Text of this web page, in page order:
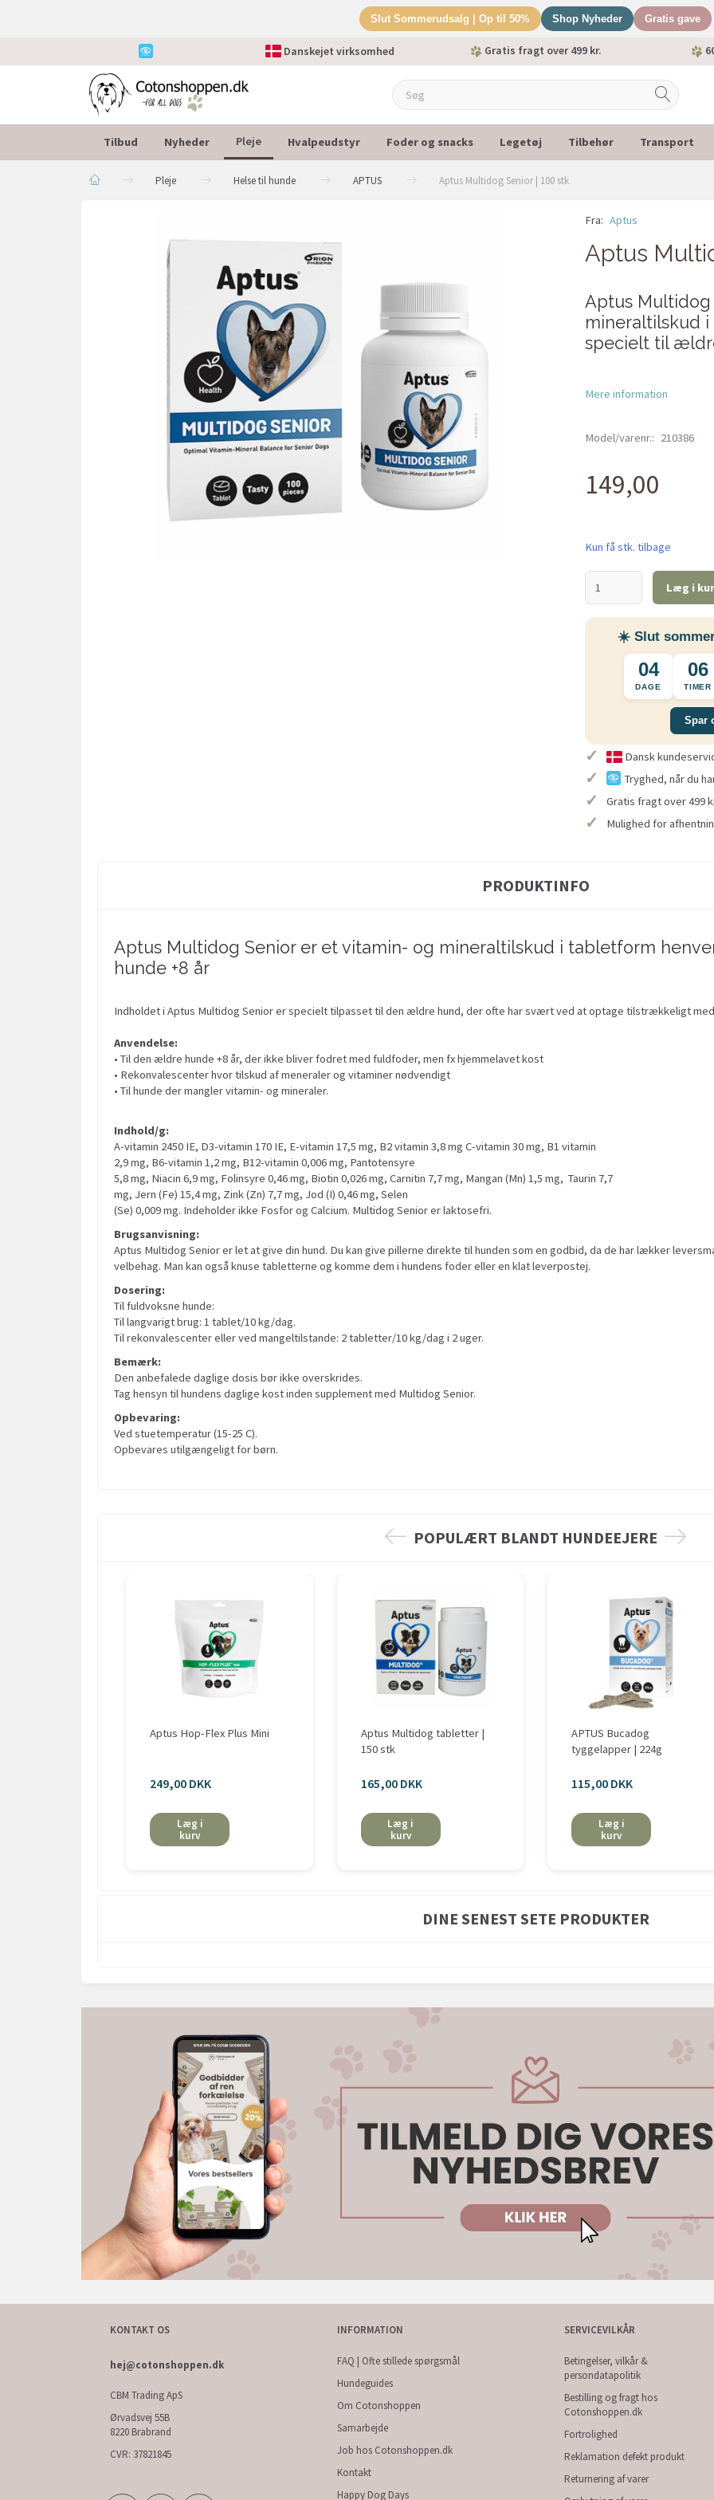
Slut Sommerudsalg | Op til 50% Shop Nyheder Gratis gave
Danskejet virksomhed Gratis fragt over 499 kr.
Tilbud Nyheder Pleje Hvalpeudstyr Foder og snacks Legetøj Tilbehør Transport
Pleje Helse til hunde APTUS Aptus Multidog Senior | 100 stk
Fra: Aptus
Aptus
Aptus Multidog
mineraltilskud
specielt til
Mere information
Model/varenr.: 210386
149,00
Kun få stk. tilbage
Læg i
☀️ Slut
04
DAGE
06
TIMER
Spar
✓ Dansk
✓ Tryghed, når du
✓ Gratis fragt over 499
✓ Mulighed for
PRODUKTINFO
Aptus Multidog Senior er et vitamin- og mineraltilskud i tabletform
hunde +8 år
Indholdet i Aptus Multidog Senior er specielt tilpasset til den ældre hund, der ofte har svært ved at optage tilstrækkeligt
Anvendelse:
• Til den ældre hunde +8 år, der ikke bliver fodret med fuldfoder, men fx hjemmelavet kost
• Rekonvalescenter hvor tilskud af meneraler og vitaminer nødvendigt
• Til hunde der mangler vitamin- og mineraler.
Indhold/g:
A-vitamin 2450 IE, D3-vitamin 170 IE, E-vitamin 17,5 mg, B2 vitamin 3,8 mg C-vitamin 30 mg, B1 vitamin
2,9 mg, B6-vitamin 1,2 mg, B12-vitamin 0,006 mg, Pantotensyre
5,8 mg, Niacin 6,9 mg, Folinsyre 0,46 mg, Biotin 0,026 mg, Carnitin 7,7 mg, Mangan (Mn) 1,5 mg, Taurin 7,7
mg, Jern (Fe) 15,4 mg, Zink (Zn) 7,7 mg, Jod (I) 0,46 mg, Selen
(Se) 0,009 mg. Indeholder ikke Fosfor og Calcium. Multidog Senior er laktosefri.
Brugsanvisning:
Aptus Multidog Senior er let at give din hund. Du kan give pillerne direkte til hunden som en godbid, da de har lækker
velbehag. Man kan også knuse tabletterne og komme dem i hundens foder eller en klat leverpostej.
Dosering:
Til fuldvoksne hunde:
Til langvarigt brug: 1 tablet/10 kg/dag.
Til rekonvalescenter eller ved mangeltilstande: 2 tabletter/10 kg/dag i 2 uger.
Bemærk:
Den anbefalede daglige dosis bør ikke overskrides.
Tag hensyn til hundens daglige kost inden supplement med Multidog Senior.
Opbevaring:
Ved stuetemperatur (15-25 C).
Opbevares utilgængeligt for børn.
POPULÆRT BLANDT HUNDEEJERE
Aptus Hop-Flex Plus Mini
249,00 DKK
Læg i
kurv
Aptus Multidog tabletter |
150 stk
165,00 DKK
Læg i
kurv
APTUS Bucadog
tyggelapper | 224g
115,00 DKK
Læg i
kurv
DINE SENEST SETE PRODUKTER
KONTAKT OS
hej@cotonshoppen.dk
CBM Trading ApS
Ørvadsvej 55B
8220 Brabrand
CVR: 37821845
INFORMATION
FAQ | Ofte stillede spørgsmål
Hundeguides
Om Cotonshoppen
Samarbejde
Job hos Cotonshoppen.dk
Kontakt
Happy Dog Days
SERVICEVILKÅR
Betingelser, vilkår &
persondatapolitik
Bestilling og fragt hos
Cotonshoppen.dk
Fortrolighed
Reklamation defekt produkt
Returnering af varer